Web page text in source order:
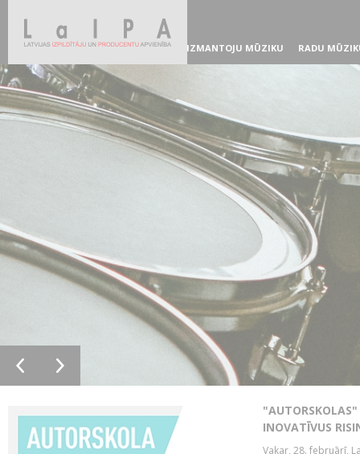
IZMANTOJU MŪZIKU RADU
INOVATĪVUS
Vakar, 28. februārī,